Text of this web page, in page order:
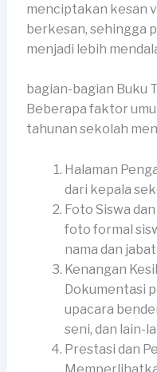
menciptakan kesan
berkesan, sehingga
menjadi lebih
bagian-bagian Buku
Beberapa faktor
tahunan sekolah
Halaman
dari kepala
Foto Siswa
foto formal
nama dan
Kenangan
Dokumentasi
upacara
seni, dan lain-
Prestasi dan